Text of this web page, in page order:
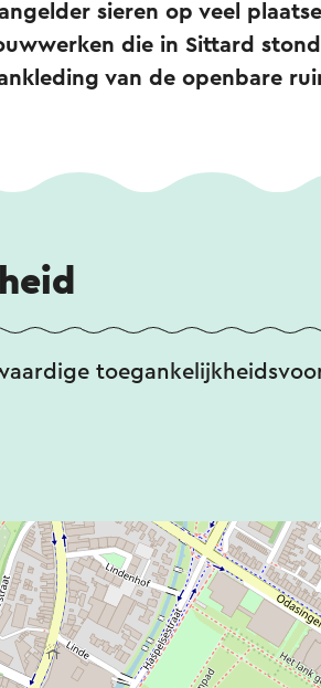
sieren op veel
die in Sittard
van de openbare